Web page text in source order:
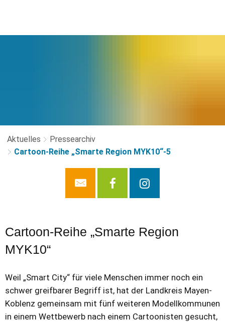
Aktuelles
Pressearchiv
Cartoon-Reihe „Smarte Region MYK10“-5
Cartoon-Reihe „Smarte Region
MYK10“
Weil „Smart City“ für viele Menschen immer noch ein
schwer greifbarer Begriff ist, hat der Landkreis Mayen-
Koblenz gemeinsam mit fünf weiteren Modellkommunen
in einem Wettbewerb nach einem Cartoonisten gesucht,